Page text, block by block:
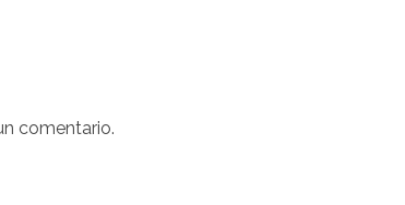
comentario.